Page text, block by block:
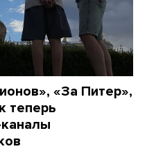
«За Питер»,
теперь